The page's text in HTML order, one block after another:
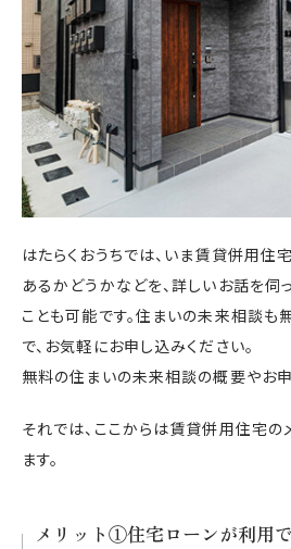
はたらくおうちでは、いま賃貸併用住
あるかどうかなどを、詳しいお話を伺
ことも可能です。住まいの未来相談も
で、お気軽にお申し込みください。
無料の住まいの未来相談の概要やお
それでは、ここからは賃貸併用住宅の
ます。
メリット①住宅ローンが利用